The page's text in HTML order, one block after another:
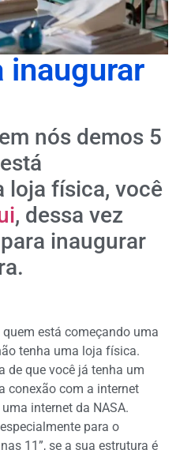
inaugurar
nós demos 5
loja física, você
, dessa vez
inaugurar
está começando uma
tenha uma loja física.
de que você já tenha um
conexão com a internet
internet da NASA.
para o
11”, se a sua estrutura é